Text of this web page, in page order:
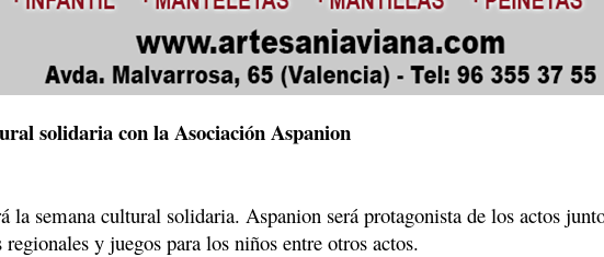
solidaria con la Asociación Aspanion
semana cultural solidaria. Aspanion será protagonista de los actos
y juegos para los niños entre otros actos.